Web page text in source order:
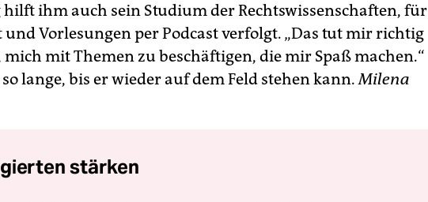
ihm auch sein Studium der Rechtswissenschaften, für
und Vorlesungen per Podcast verfolgt. „Das tut mir richtig
mich mit Themen zu beschäftigen, die mir Spaß machen.“
lange, bis er wieder auf dem Feld stehen kann.Milena
stärken